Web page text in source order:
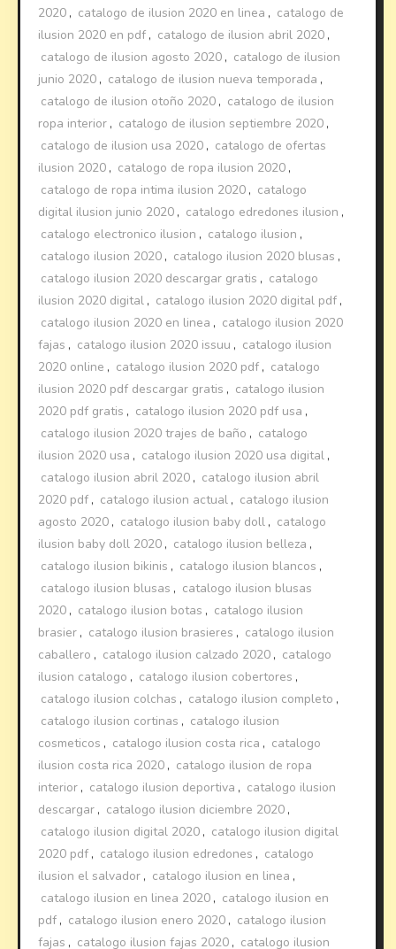
2020 , catalogo de ilusion 2020 en linea , catalogo de
ilusion 2020 en pdf , catalogo de ilusion abril 2020 ,
catalogo de ilusion agosto 2020 , catalogo de ilusion
junio 2020 , catalogo de ilusion nueva temporada ,
catalogo de ilusion otoño 2020 , catalogo de ilusion
ropa interior , catalogo de ilusion septiembre 2020 ,
catalogo de ilusion usa 2020 , catalogo de ofertas
ilusion 2020 , catalogo de ropa ilusion 2020 ,
catalogo de ropa intima ilusion 2020 , catalogo
digital ilusion junio 2020 , catalogo edredones ilusion ,
catalogo electronico ilusion , catalogo ilusion ,
catalogo ilusion 2020 , catalogo ilusion 2020 blusas ,
catalogo ilusion 2020 descargar gratis , catalogo
ilusion 2020 digital , catalogo ilusion 2020 digital pdf ,
catalogo ilusion 2020 en linea , catalogo ilusion 2020
fajas , catalogo ilusion 2020 issuu , catalogo ilusion
2020 online , catalogo ilusion 2020 pdf , catalogo
ilusion 2020 pdf descargar gratis , catalogo ilusion
2020 pdf gratis , catalogo ilusion 2020 pdf usa ,
catalogo ilusion 2020 trajes de baño , catalogo
ilusion 2020 usa , catalogo ilusion 2020 usa digital ,
catalogo ilusion abril 2020 , catalogo ilusion abril
2020 pdf , catalogo ilusion actual , catalogo ilusion
agosto 2020 , catalogo ilusion baby doll , catalogo
ilusion baby doll 2020 , catalogo ilusion belleza ,
catalogo ilusion bikinis , catalogo ilusion blancos ,
catalogo ilusion blusas , catalogo ilusion blusas
2020 , catalogo ilusion botas , catalogo ilusion
brasier , catalogo ilusion brasieres , catalogo ilusion
caballero , catalogo ilusion calzado 2020 , catalogo
ilusion catalogo , catalogo ilusion cobertores ,
catalogo ilusion colchas , catalogo ilusion completo ,
catalogo ilusion cortinas , catalogo ilusion
cosmeticos , catalogo ilusion costa rica , catalogo
ilusion costa rica 2020 , catalogo ilusion de ropa
interior , catalogo ilusion deportiva , catalogo ilusion
descargar , catalogo ilusion diciembre 2020 ,
catalogo ilusion digital 2020 , catalogo ilusion digital
2020 pdf , catalogo ilusion edredones , catalogo
ilusion el salvador , catalogo ilusion en linea ,
catalogo ilusion en linea 2020 , catalogo ilusion en
pdf , catalogo ilusion enero 2020 , catalogo ilusion
fajas , catalogo ilusion fajas 2020 , catalogo ilusion